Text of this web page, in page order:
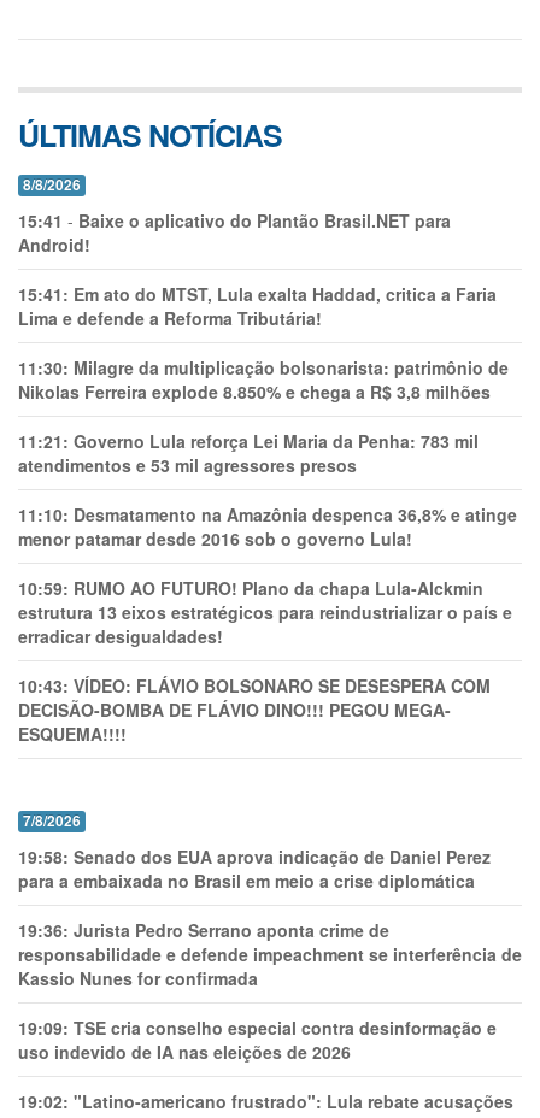
ÚLTIMAS NOTÍCIAS
8/8/2026
15:41 - Baixe o aplicativo do Plantão Brasil.NET para
Android!
15:41: Em ato do MTST, Lula exalta Haddad, critica a Faria
Lima e defende a Reforma Tributária!
11:30: Milagre da multiplicação bolsonarista: patrimônio de
Nikolas Ferreira explode 8.850% e chega a R$ 3,8 milhões
11:21: Governo Lula reforça Lei Maria da Penha: 783 mil
atendimentos e 53 mil agressores presos
11:10: Desmatamento na Amazônia despenca 36,8% e atinge
menor patamar desde 2016 sob o governo Lula!
10:59: RUMO AO FUTURO! Plano da chapa Lula-Alckmin
estrutura 13 eixos estratégicos para reindustrializar o país e
erradicar desigualdades!
10:43: VÍDEO: FLÁVIO BOLSONARO SE DESESPERA COM
DECISÃO-BOMBA DE FLÁVIO DINO!!! PEGOU MEGA-
ESQUEMA!!!!
7/8/2026
19:58: Senado dos EUA aprova indicação de Daniel Perez
para a embaixada no Brasil em meio a crise diplomática
19:36: Jurista Pedro Serrano aponta crime de
responsabilidade e defende impeachment se interferência de
Kassio Nunes for confirmada
19:09: TSE cria conselho especial contra desinformação e
uso indevido de IA nas eleições de 2026
19:02: "Latino-americano frustrado": Lula rebate acusações